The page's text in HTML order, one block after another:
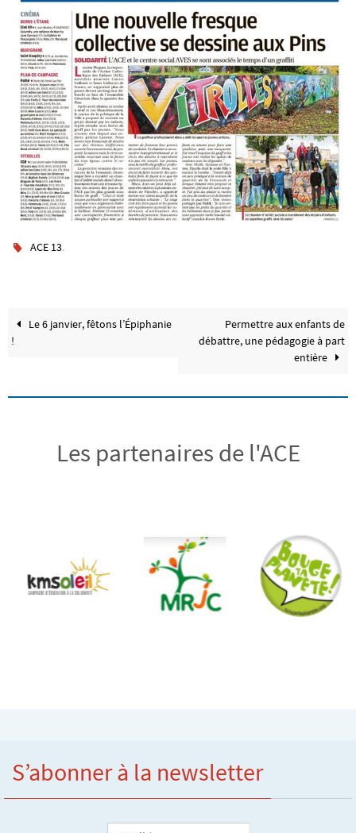
ACE 13.
Le 6 janvier, fêtons l’Épiphanie
!
Permettre aux enfants de
débattre, une pédagogie à part
entière
Les partenaires de l'ACE
S’abonner à la newsletter